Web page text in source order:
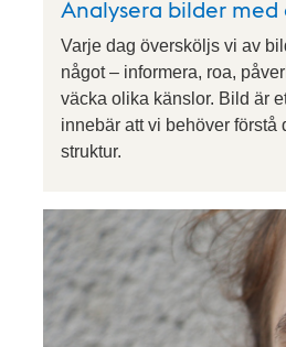
Analysera bilder med
Varje dag översköljs vi av
något – informera, roa,
väcka olika känslor. Bild är
innebär att vi behöver förstå
struktur.